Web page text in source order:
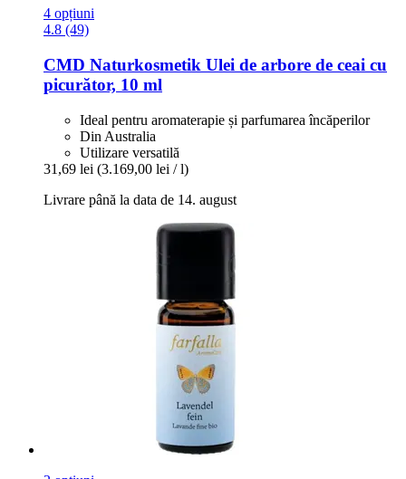
4 opțiuni
4.8 (49)
CMD Naturkosmetik Ulei de arbore de ceai cu
picurător, 10 ml
Ideal pentru aromaterapie și parfumarea încăperilor
Din Australia
Utilizare versatilă
31,69 lei (3.169,00 lei / l)
Livrare până la data de 14. august